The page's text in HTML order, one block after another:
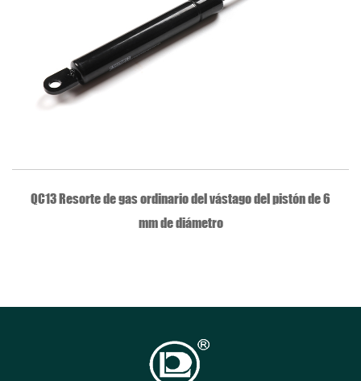
VISTA RÁPIDA
QC13 Resorte de gas ordinario del vástago del pistón de 6
mm de diámetro